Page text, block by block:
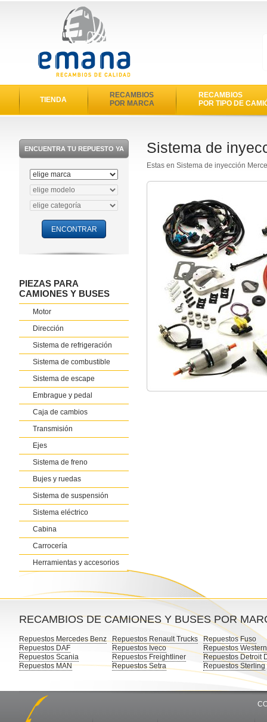
TIENDA
RECAMBIOS
POR MARCA
RECAMBIOS
POR TIPO DE
ENCUENTRA TU REPUESTO YA
PIEZAS PARA
CAMIONES Y BUSES
Motor
Dirección
Sistema de refrigeración
Sistema de combustible
Sistema de escape
Embrague y pedal
Caja de cambios
Transmisión
Ejes
Sistema de freno
Bujes y ruedas
Sistema de suspensión
Sistema eléctrico
Cabina
Carrocería
Herramientas y accesorios
Sistema de
Estas en Sistema de inyección
RECAMBIOS DE CAMIONES Y BUSES POR
Repuestos Mercedes Benz
Repuestos DAF
Repuestos Scania
Repuestos MAN
Repuestos Renault Trucks
Repuestos Iveco
Repuestos Freightliner
Repuestos Setra
Repuestos Fuso
Repuestos
Repuestos Detroit
Repuestos Sterling